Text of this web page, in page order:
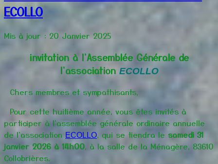
ECOLLO
Mis à jour : 20 Janvier 2025
invitation à l'Assemblée Générale de
l'association ECOLLO
Chers membres et sympathisants,
Pour cette huitième année, vous êtes invités à
participer à l'assemblée générale ordinaire annuelle
de l'association ECOLLO, qui se tiendra le samedi 31
janvier 2026 à 14h00, à la salle de la Ménagère, 83610
Collobrières.